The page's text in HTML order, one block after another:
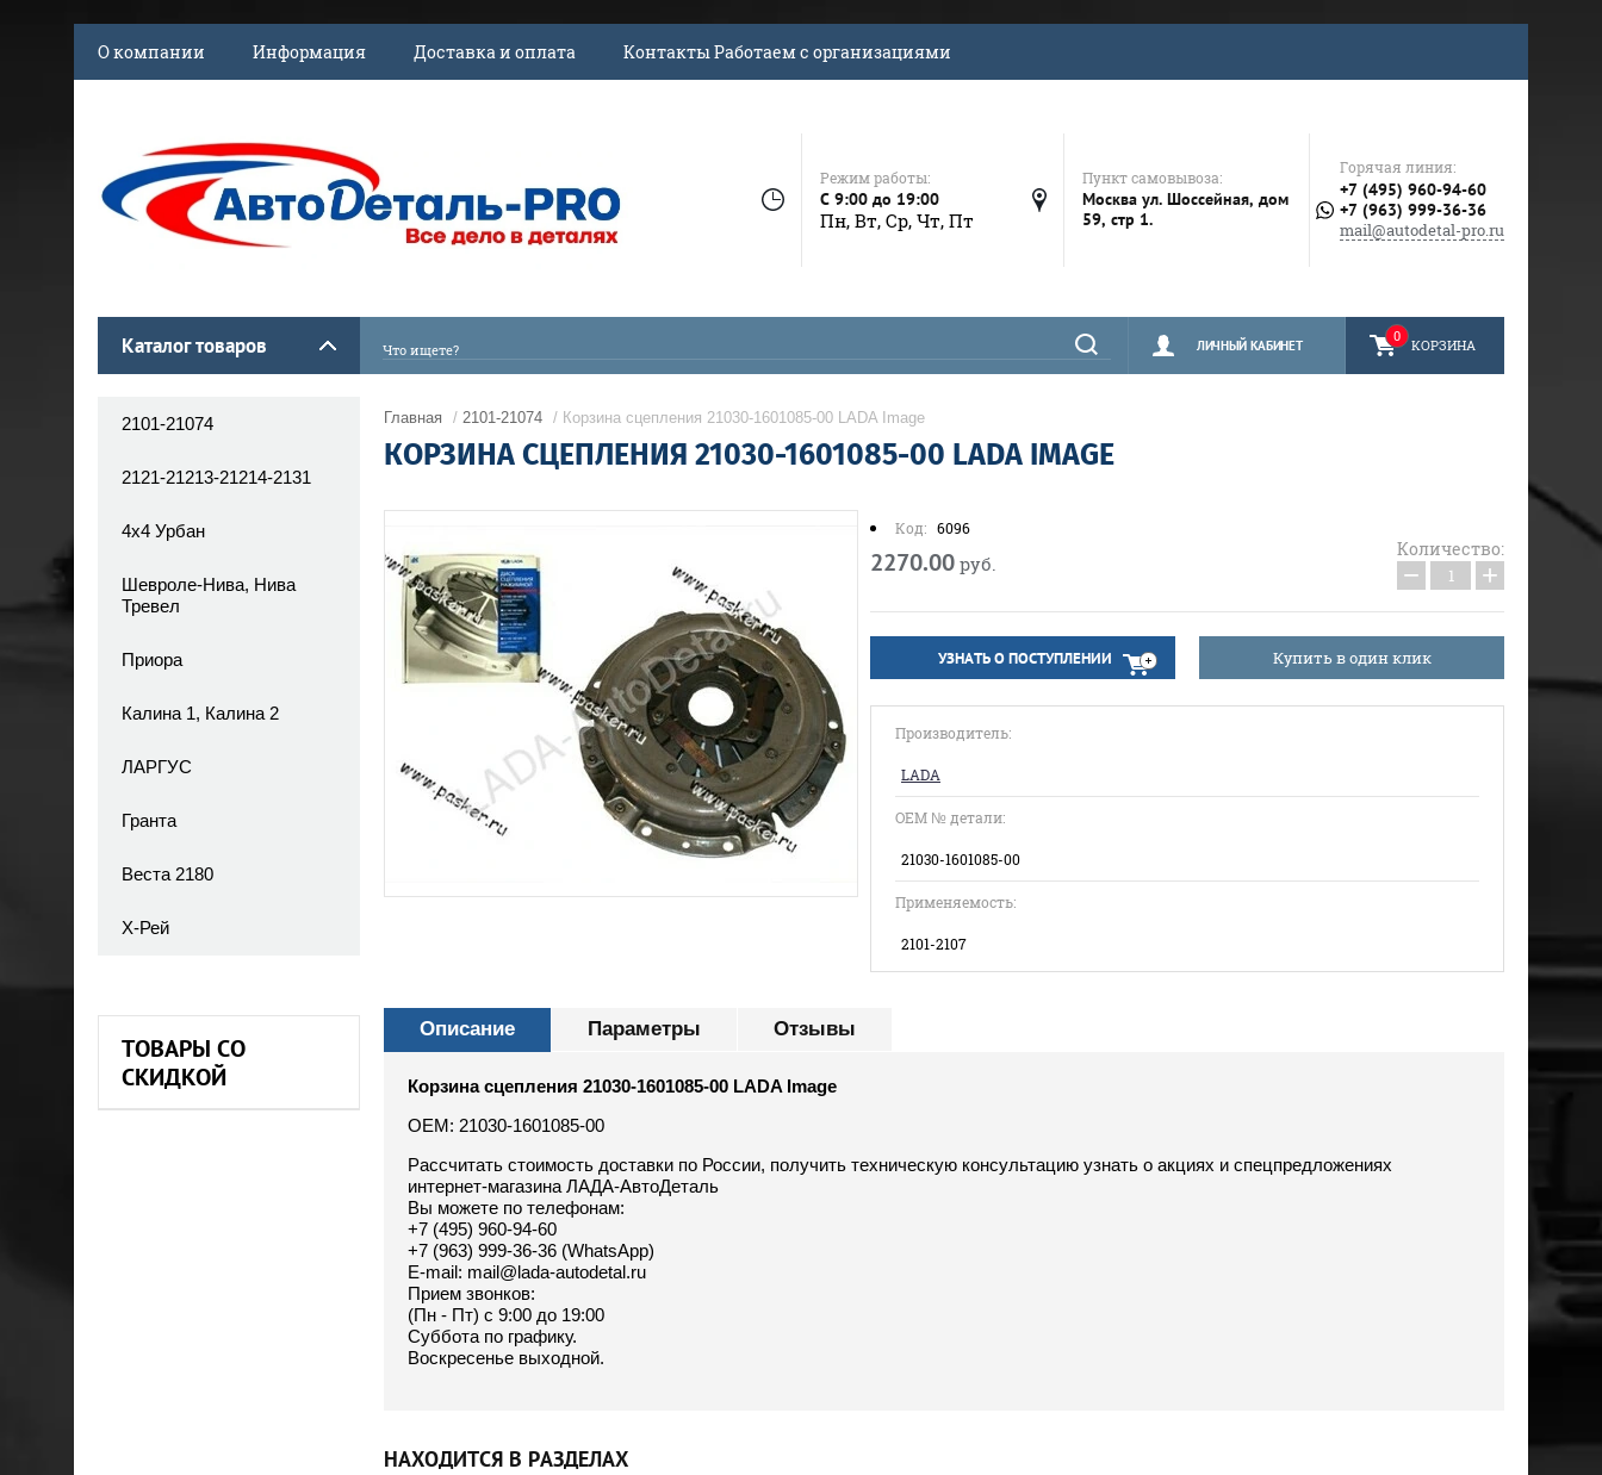
О компании Информация Доставка и оплата Контакты Работаем с организациями
Режим работы:
C 9:00 до 19:00
Пн, Вт, Ср, Чт, Пт
Пункт самовывоза:
Москва ул. Шоссейная, дом
59, стр 1.
Горячая линия:
+7 (495) 960-94-60
+7 (963) 999-36-36
mail@autodetal-pro.ru
Каталог товаров КОРЗИНА
0
ЛИЧНЫЙ КАБИНЕТ
2101-21074
2121-21213-21214-2131
4x4 Урбан
Шевроле-Нива, Нива
Тревел
Приора
Калина 1, Калина 2
ЛАРГУС
Гранта
Веста 2180
Х-Рей
ТОВАРЫ СО
СКИДКОЙ
Главная / 2101-21074 / Корзина сцепления 21030-1601085-00 LADA Image
КОРЗИНА СЦЕПЛЕНИЯ 21030-1601085-00 LADA IMAGE
Код: 6096
2270.00 руб.
Количество:
− +
УЗНАТЬ О ПОСТУПЛЕНИИ Купить в один клик
Производитель:
LADA
ОЕМ № детали:
21030-1601085-00
Применяемость:
2101-2107
Описание Параметры Отзывы
Корзина сцепления 21030-1601085-00 LADA Image
OEM: 21030-1601085-00
Рассчитать стоимость доставки по России, получить техническую консультацию узнать о акциях и спецпредложениях
интернет-магазина ЛАДА-АвтоДеталь
Вы можете по телефонам:
+7 (495) 960-94-60
+7 (963) 999-36-36 (WhatsApp)
E-mail: mail@lada-autodetal.ru
Прием звонков:
(Пн - Пт) с 9:00 до 19:00
Суббота по графику.
Воскресенье выходной.
НАХОДИТСЯ В РАЗДЕЛАХ